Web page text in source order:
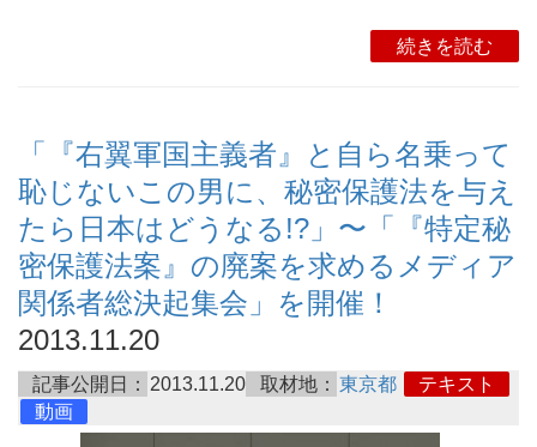
続きを読む
「『右翼軍国主義者』と自ら名乗って
恥じないこの男に、秘密保護法を与え
たら日本はどうなる!?」〜「『特定秘
密保護法案』の廃案を求めるメディア
関係者総決起集会」を開催！
2013.11.20
記事公開日： 2013.11.20 取材地： 東京都
テキスト
動画